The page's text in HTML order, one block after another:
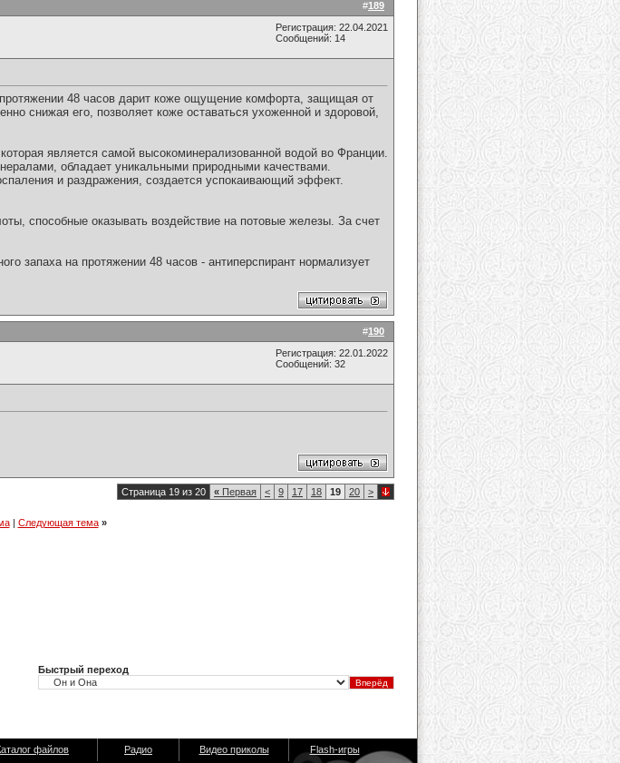
#189
Регистрация: 22.04.2021
Сообщений: 14
48 часов дарит коже ощущение комфорта, защищая от
снижая его, позволяет коже оставаться ухоженной и здоровой,
является самой высокоминерализованной водой во Франции.
обладает уникальными природными качествами.
и раздражения, создается успокаивающий эффект.
способные оказывать воздействие на потовые железы. За счет
запаха на протяжении 48 часов - антиперспирант нормализует
#190
Регистрация: 22.01.2022
Сообщений: 32
Страница 19 из 20 « Первая < 9 17 18 19 20 >
| Следующая тема »
Быстрый переход
файлов Радио Видео приколы Flash-игры